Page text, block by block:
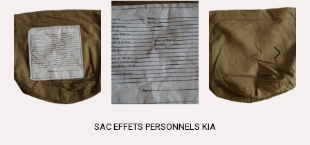
SAC EFFETS PERSONNELS KIA